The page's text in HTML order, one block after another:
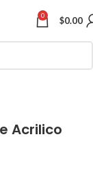
0 $0.00
Acrilico